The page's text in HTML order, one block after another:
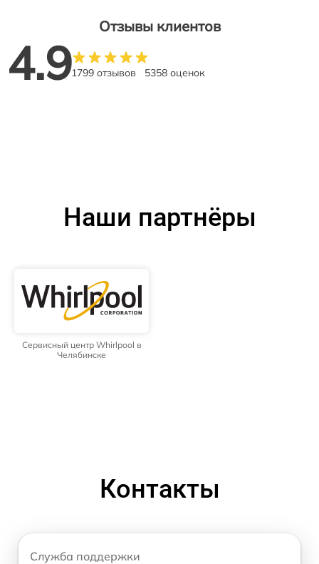
Отзывы клиентов
4.91799 отзывов 5358 оценок
Наши партнёры
Сервисный центр Whirlpool в
Челябинске
Контакты
Служба поддержки